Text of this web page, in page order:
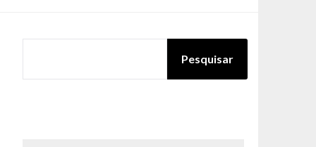
Pesquisar